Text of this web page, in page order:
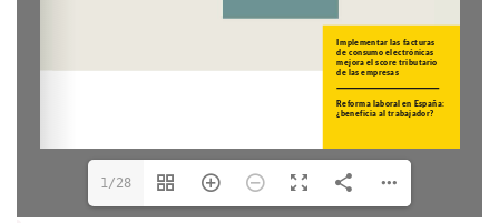
1/28